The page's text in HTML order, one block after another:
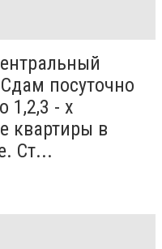
посуточно
1,2,3 - х
квартиры в
Ст...